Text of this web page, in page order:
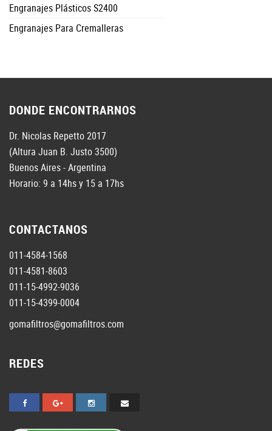
Engranajes Plásticos S2400
Engranajes Para Cremalleras
DONDE ENCONTRARNOS
Dr. Nicolas Repetto 2017
(Altura Juan B. Justo 3500)
Buenos Aires - Argentina
Horario: 9 a 14hs y 15 a 17hs
CONTACTANOS
011-4584-1568
011-4581-8603
011-15-4992-9036
011-15-4399-0004
gomafiltros@gomafiltros.com
REDES